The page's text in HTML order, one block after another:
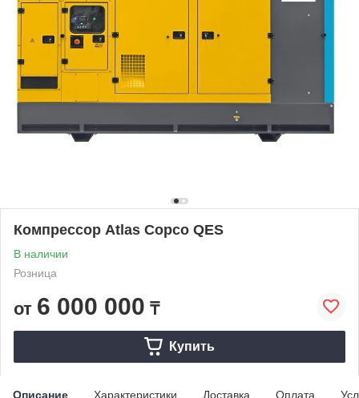
Компрессор Atlas Copco QES
В наличии
Розница
от 6 000 000 ₸
Купить
Описание Характеристики Доставка Оплата